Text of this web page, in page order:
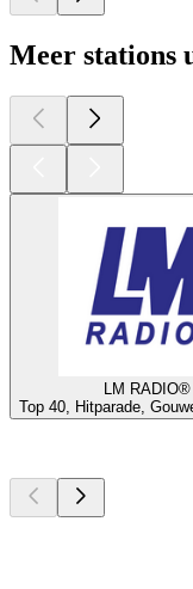
Meer stations
LM RADIO®
Top 40, Hitparade,